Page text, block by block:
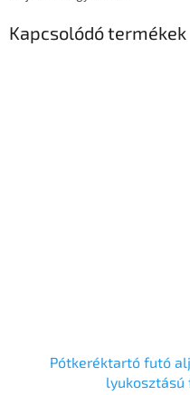
Kapcsolódó termékek
Pótkeréktartó futó
lyukosztású